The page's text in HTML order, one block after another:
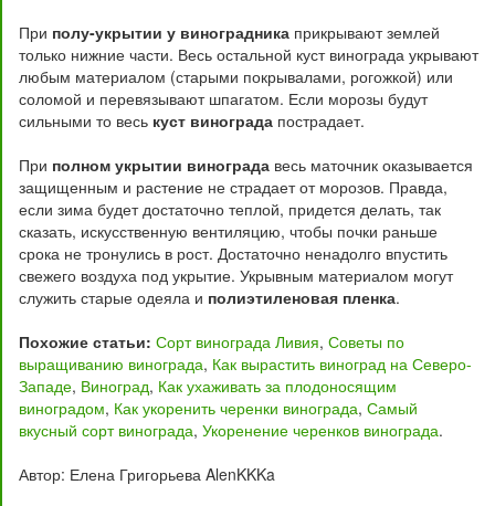
При полу-укрытии у виноградника прикрывают землей
только нижние части. Весь остальной куст винограда укрывают
любым материалом (старыми покрывалами, рогожкой) или
соломой и перевязывают шпагатом. Если морозы будут
сильными то весь куст винограда пострадает.
При полном укрытии винограда весь маточник оказывается
защищенным и растение не страдает от морозов. Правда,
если зима будет достаточно теплой, придется делать, так
сказать, искусственную вентиляцию, чтобы почки раньше
срока не тронулись в рост. Достаточно ненадолго впустить
свежего воздуха под укрытие. Укрывным материалом могут
служить старые одеяла и полиэтиленовая пленка.
Похожие статьи: Сорт винограда Ливия, Советы по
выращиванию винограда, Как вырастить виноград на Северо-
Западе, Виноград, Как ухаживать за плодоносящим
виноградом, Как укоренить черенки винограда, Самый
вкусный сорт винограда, Укоренение черенков винограда.
Автор: Елена Григорьева AlenKKKa